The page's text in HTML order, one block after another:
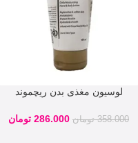
لوسیون مغذی بدن ریچموند
358.000 تومان 286.000 تومان